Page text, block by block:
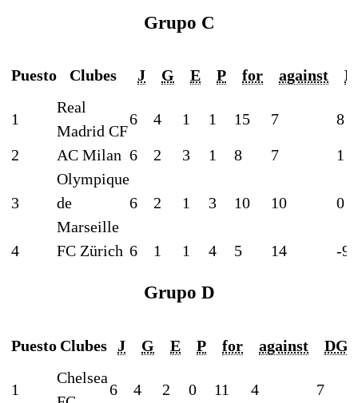
Grupo C
Puesto Clubes J G E P for against
1
Real
Madrid CF
6 4 1 1 15 7 8
2 AC Milan 6 2 3 1 8 7 1
3
Olympique
de
Marseille
6 2 1 3 10 10 0
4 FC Zürich 6 1 1 4 5 14 -9
Grupo D
Puesto Clubes J G E P for against DG
1
Chelsea
6 4 2 0 11 4 7